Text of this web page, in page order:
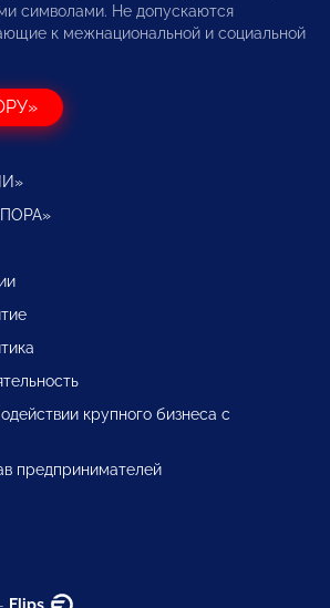
символами. Не допускаются
к межнациональной и социальной
крупного бизнеса с
предпринимателей
Flips